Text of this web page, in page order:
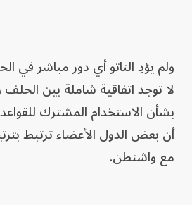
ولم يؤدِ الناتو أي دور مباشر في
لا توجد اتفاقية شاملة بين الحلف
بشأن الاستخدام المشترك
أن بعض الدول الأعضاء ترتبط
مع واشنطن.